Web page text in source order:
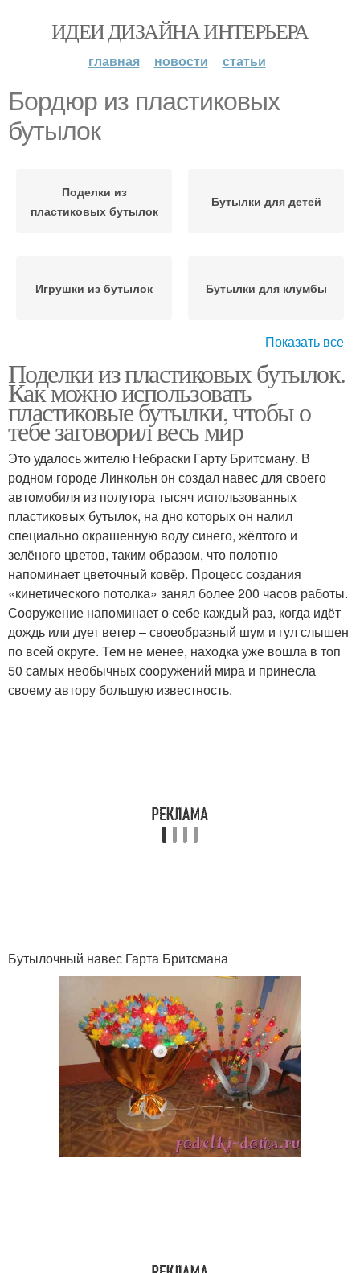
ИДЕИ ДИЗАЙНА ИНТЕРЬЕРА
главная новости статьи
Бордюр из пластиковых
бутылок
Поделки из
пластиковых бутылок
Бутылки для детей
Игрушки из бутылок Бутылки для клумбы
Клумба из бутылок Пластиковые цвета
Бутылки для кухни Пластиковые бутылки
Пластиковый плантатор Плантатор из бутылок
Поделки из бутылок Бутылки в школу
Показать все
Поделки из пластиковых бутылок.
Как можно использовать
пластиковые бутылки, чтобы о
тебе заговорил весь мир
Это удалось жителю Небраски Гарту Бритсману. В
родном городе Линкольн он создал навес для своего
автомобиля из полутора тысяч использованных
пластиковых бутылок, на дно которых он налил
специально окрашенную воду синего, жёлтого и
зелёного цветов, таким образом, что полотно
напоминает цветочный ковёр. Процесс создания
«кинетического потолка» занял более 200 часов работы.
Сооружение напоминает о себе каждый раз, когда идёт
дождь или дует ветер – своеобразный шум и гул слышен
по всей округе. Тем не менее, находка уже вошла в топ
50 самых необычных сооружений мира и принесла
своему автору большую известность.
Бутылочный навес Гарта Бритсмана